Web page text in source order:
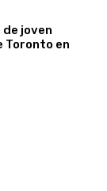
joven
Toronto en